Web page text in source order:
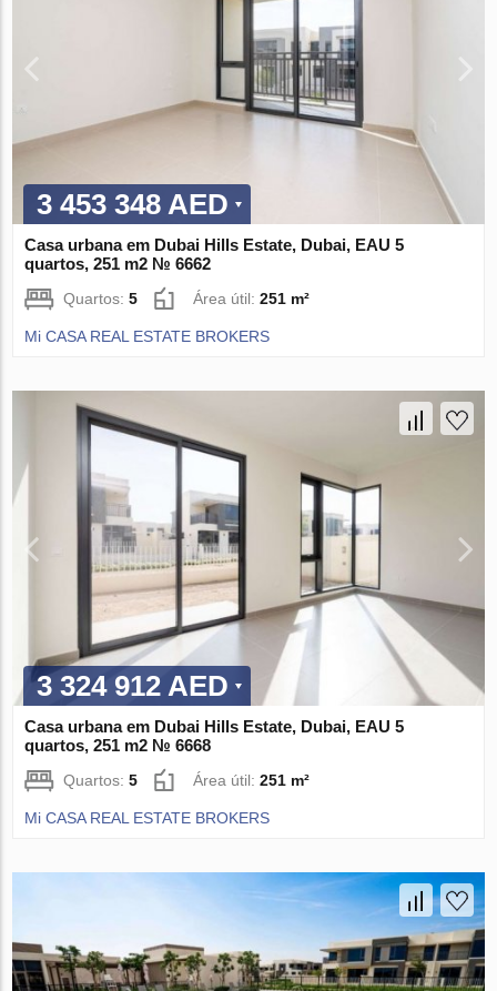
3 453 348 AED
Casa urbana em Dubai Hills Estate, Dubai, EAU 5
quartos, 251 m2 № 6662
Quartos:5 Área útil:251 m²
Mi CASA REAL ESTATE BROKERS
3 324 912 AED
Casa urbana em Dubai Hills Estate, Dubai, EAU 5
quartos, 251 m2 № 6668
Quartos:5 Área útil:251 m²
Mi CASA REAL ESTATE BROKERS